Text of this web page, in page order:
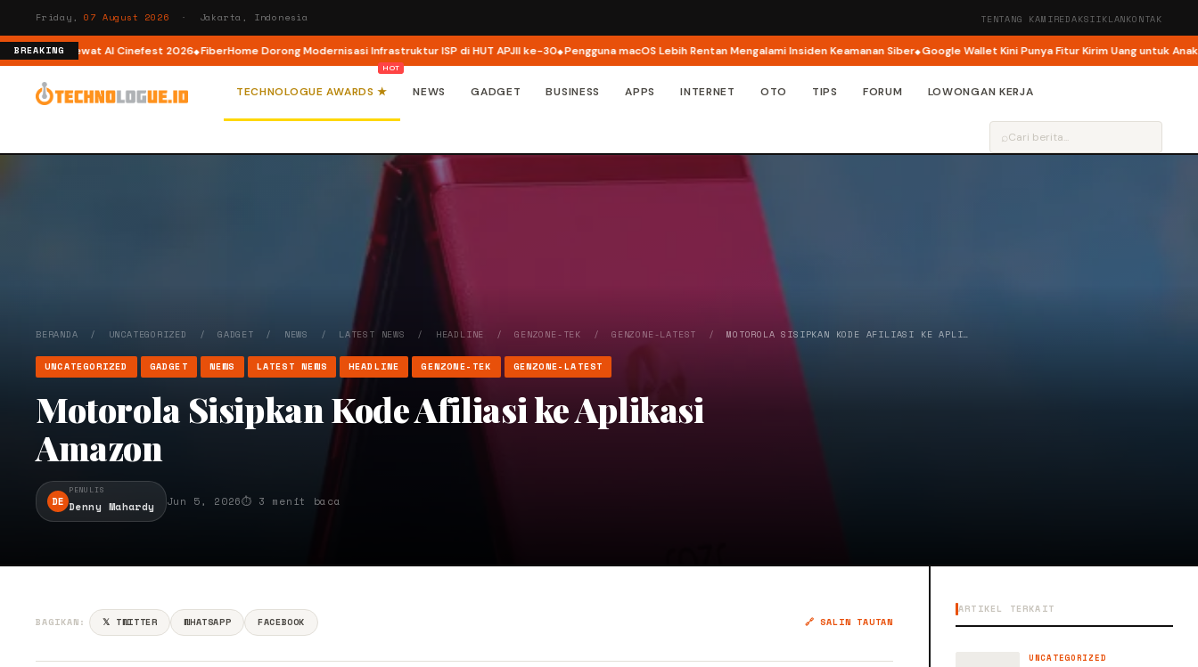
Friday,07 August 2026 · Jakarta, Indonesia TENTANG KAMIREDAKSIIKLANKONTAK
BREAKING
AI lewat AI Cinefest 2026 FiberHome Dorong Modernisasi Infrastruktur ISP di HUT APJII ke-30 Pengguna macOS Lebih Rentan Mengalami Insiden Keamanan Siber Google Wallet Kini Punya Fitur Kirim Uang untuk Anak
TECHNOLOGUE AWARDS ★ NEWS GADGET BUSINESS APPS INTERNET OTO TIPS FORUM LOWONGAN KERJA
⌕
BERANDA / UNCATEGORIZED /GADGET / NEWS / LATEST NEWS / HEADLINE /GENZONE-TEK /GENZONE-LATEST /MOTOROLA SISIPKAN KODE AFILIASI KE APLI…
UNCATEGORIZED GADGET NEWS LATEST NEWS HEADLINE GENZONE-TEK GENZONE-LATEST
Motorola Sisipkan Kode Afiliasi ke Aplikasi
Amazon
DE
PENULIS
Denny Mahardy Jun 5, 2026⏱ 3 menit baca
BAGIKAN: 𝕏 TWITTER WHATSAPP FACEBOOK 🔗 SALIN TAUTAN
ARTIKEL TERKAIT
UNCATEGORIZED